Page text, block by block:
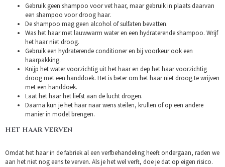
Gebruik geen shampoo voor vet haar, maar gebruik in plaats daarvan
een shampoo voor droog haar.
De shampoo mag geen alcohol of sulfaten bevatten.
Was het haar met lauwwarm water en een hydraterende shampoo. Wrijf
het haar niet droog.
Gebruik een hydraterende conditioner en bij voorkeur ook een
haarpakking.
Knijp het water voorzichtig uit het haar en dep het haar voorzichtig
droog met een handdoek. Het is beter om het haar niet droog te wrijven
met een handdoek.
Laat het haar het liefst aan de lucht drogen.
Daarna kun je het haar naar wens steilen, krullen of op een andere
manier in model brengen.
HET HAAR VERVEN
Omdat het haar in de fabriek al een verfbehandeling heeft ondergaan, raden we
aan het niet nog eens te verven. Als je het wel verft, doe je dat op eigen risico.